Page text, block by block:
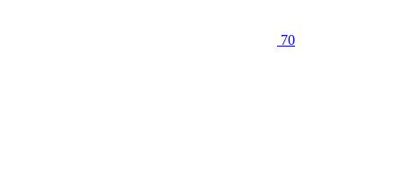
70